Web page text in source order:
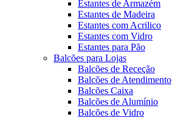
Estantes de Armazém
Estantes de Madeira
Estantes com Acrilico
Estantes com Vidro
Estantes para Pão
Balcões para Lojas
Balcões de Receção
Balcões de Atendimento
Balcões Caixa
Balcões de Alumínio
Balcões de Vidro